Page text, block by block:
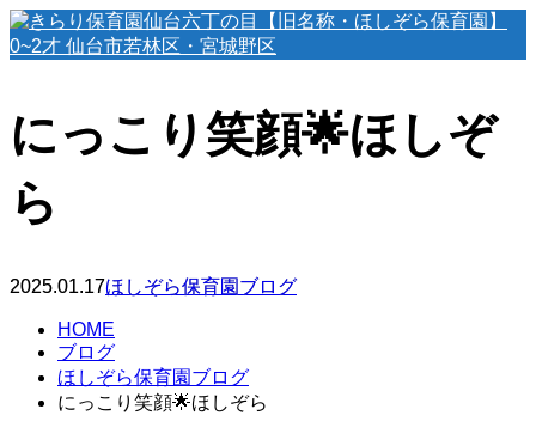
にっこり笑顔🌟ほしぞ
ら
2025.01.17ほしぞら保育園ブログ
HOME
ブログ
ほしぞら保育園ブログ
にっこり笑顔🌟ほしぞら